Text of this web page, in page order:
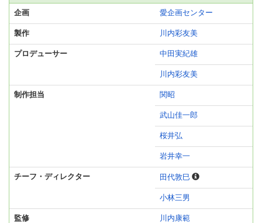
企画 愛企画センター
製作 川内彩友美
プロデューサー 中田実紀雄
川内彩友美
制作担当 関昭
武山佳一郎
桜井弘
岩井幸一
チーフ・ディレクター 田代敦巳
小林三男
監修 川内康範